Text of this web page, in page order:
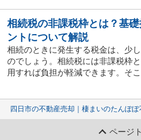
相続税の非課税枠とは？基
ントについて解説
相続のときに発生する税金は、少
のでしょう。相続税には非課税枠
用すれば負担が軽減できます。そ
四日市の不動産売却｜棲まいのたんぽ
ページ